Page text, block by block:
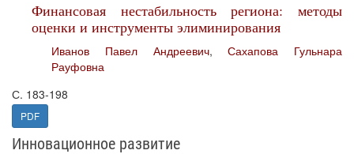
Финансовая нестабильность региона: методы
оценки и инструменты элиминирования
Иванов Павел Андреевич,Сахапова Гульнара
Рауфовна
С. 183-198
PDF
Инновационное развитие